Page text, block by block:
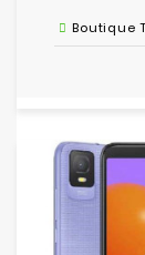
Boutique